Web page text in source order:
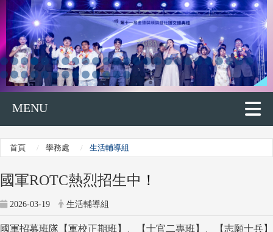
MENU
首頁 學務處 生活輔導組
國軍ROTC熱烈招生中 ！
2026-03-19 生活輔導組
國軍招募班隊【軍校正期班】、【士官二專班】、【志願士兵】